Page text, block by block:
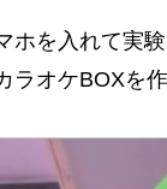
ホを入れて実
ラオケBOXを